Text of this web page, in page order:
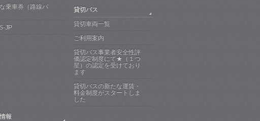
乗車券（路線バ
JP
貸切バス
貸切車両一覧
ご利用案内
貸切バス事業者安全性評
価認定制度にて★（１つ
星）の認定を受けており
ます
貸切バスの新たな運賃・
料金制度がスタートしま
した
報